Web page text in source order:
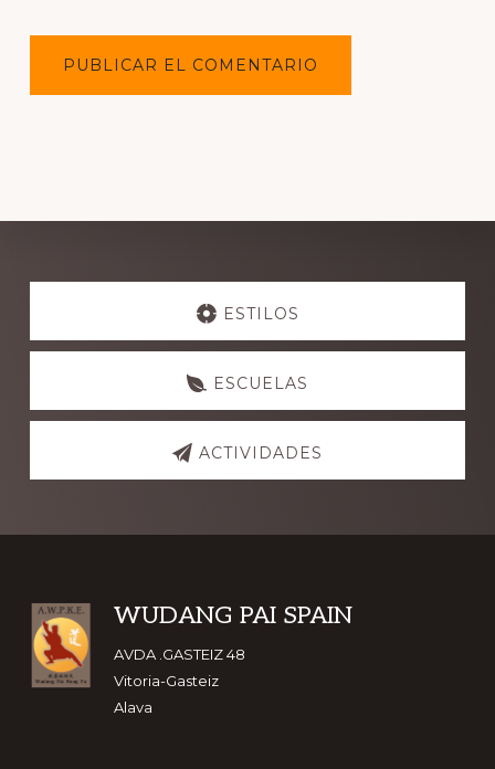
Explore
ESTILOS
ESCUELAS
ACTIVIDADES
Footer
WUDANG PAI SPAIN
AVDA .GASTEIZ 48
Vitoria-Gasteiz
Alava